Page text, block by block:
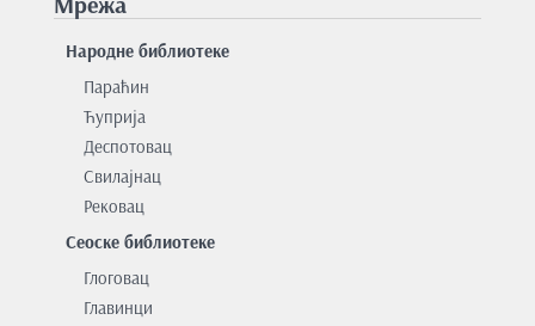
Народне библиотеке
Параћин
Ћуприја
Деспотовац
Свилајнац
Рековац
Сеоске библиотеке
Глоговац
Главинци